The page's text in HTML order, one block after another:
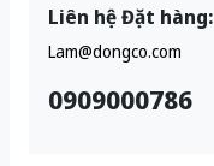
Liên hệ Đặt hàng:
Lam@dongco.com
0909000786